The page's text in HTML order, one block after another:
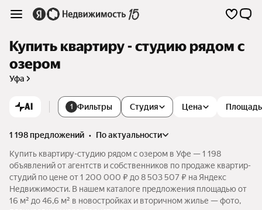
Купить квартиру - студию рядом с
озером
Уфа
AI 1 Фильтры Студия Цена Площадь
1 198 предложений •
по актуальности
Купить квартиру-студию рядом с озером в Уфе — 1 198
объявлений от агентств и собственников по продаже квартир-
студий по цене от 1 200 000 ₽ до 8 503 507 ₽ на Яндекс
Недвижимости. В нашем каталоге предложения площадью от
16 м² до 46,6 м² в новостройках и вторичном жилье — фото,